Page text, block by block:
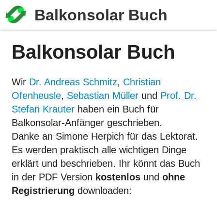
Balkonsolar Buch
Balkonsolar Buch
Wir Dr. Andreas Schmitz, Christian
Ofenheusle, Sebastian Müller und Prof. Dr.
Stefan Krauter haben ein Buch für
Balkonsolar-Anfänger geschrieben.
Danke an Simone Herpich für das Lektorat.
Es werden praktisch alle wichtigen Dinge
erklärt und beschrieben. Ihr könnt das Buch
in der PDF Version kostenlos und ohne
Registrierung downloaden: